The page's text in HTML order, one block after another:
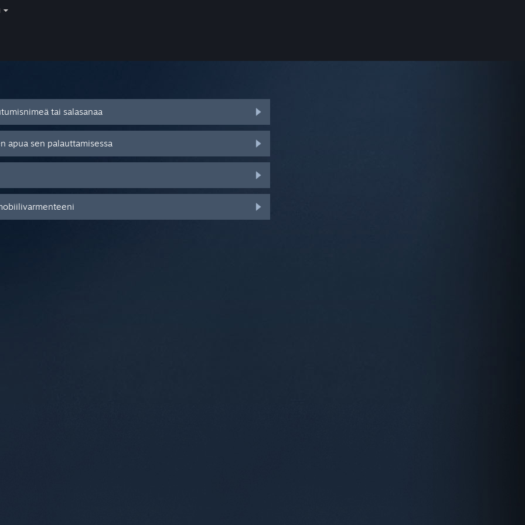
tai salasanaa
apua sen palauttamisessa